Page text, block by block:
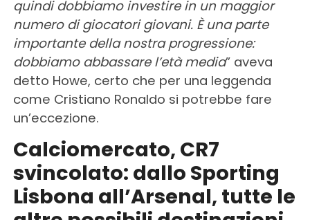
quindi dobbiamo investire in un maggior
numero di giocatori giovani. È una parte
importante della nostra progressione:
dobbiamo abbassare l’età media” aveva
detto Howe, certo che per una leggenda
come Cristiano Ronaldo si potrebbe fare
un’eccezione.
Calciomercato, CR7
svincolato: dallo Sporting
Lisbona all’Arsenal, tutte le